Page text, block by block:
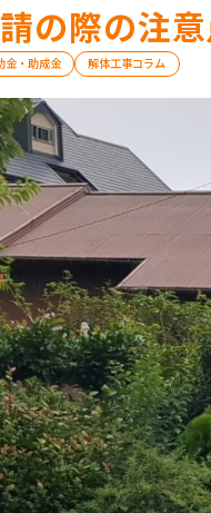
の際の注
金・助成金 解体工事コラム